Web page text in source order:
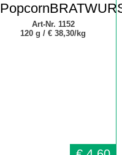
Art-Nr. 1152
120 g /€ 38,30/kg